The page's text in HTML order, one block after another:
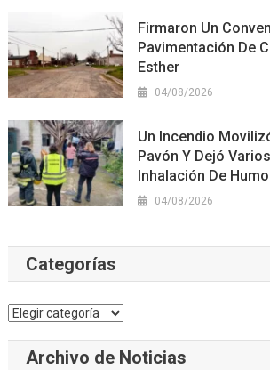
Firmaron Un
Pavimentación De
Esther
04/08/2026
Un Incendio
Pavón Y Dejó
Inhalación De Humo
04/08/2026
Categorías
Categorías
Archivo de Noticias